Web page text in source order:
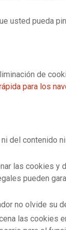
usted pueda
de
para los
del contenido
las cookies
pueden
no olvide su
las